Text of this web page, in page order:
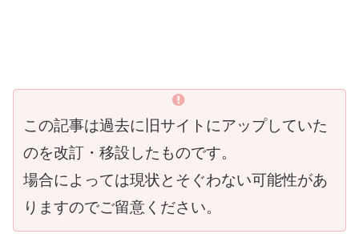
この記事は過去に旧サイトにアップしていた
のを改訂・移設したものです。
場合によっては現状とそぐわない可能性があ
りますのでご留意ください。